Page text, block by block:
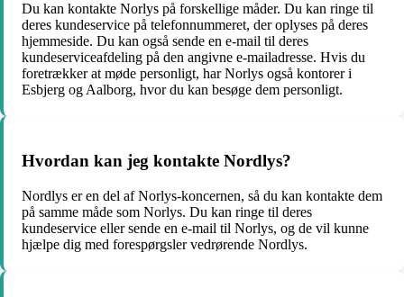
Du kan kontakte Norlys på forskellige måder. Du kan ringe til
deres kundeservice på telefonnummeret, der oplyses på deres
hjemmeside. Du kan også sende en e-mail til deres
kundeserviceafdeling på den angivne e-mailadresse. Hvis du
foretrækker at møde personligt, har Norlys også kontorer i
Esbjerg og Aalborg, hvor du kan besøge dem personligt.
Hvordan kan jeg kontakte Nordlys?
Nordlys er en del af Norlys-koncernen, så du kan kontakte dem
på samme måde som Norlys. Du kan ringe til deres
kundeservice eller sende en e-mail til Norlys, og de vil kunne
hjælpe dig med forespørgsler vedrørende Nordlys.